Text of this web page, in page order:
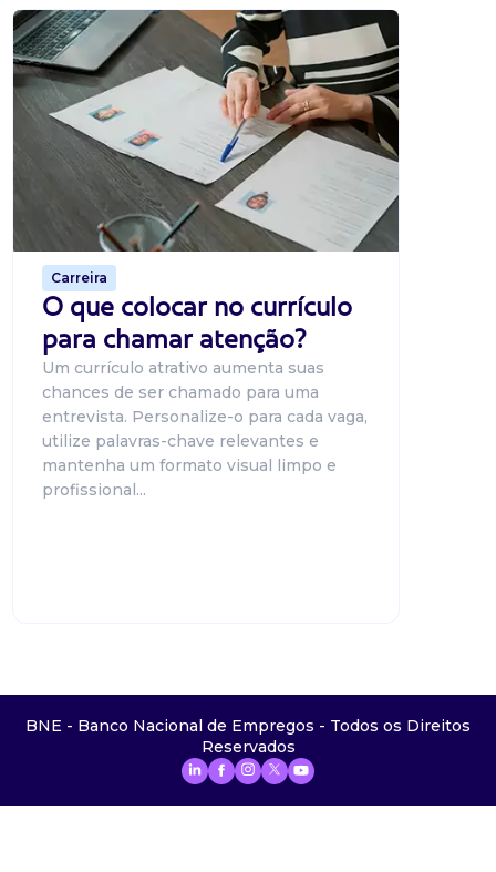
Carreira
O que colocar no currículo
para chamar atenção?
Um currículo atrativo aumenta suas
chances de ser chamado para uma
entrevista. Personalize-o para cada vaga,
utilize palavras-chave relevantes e
mantenha um formato visual limpo e
profissional...
BNE - Banco Nacional de Empregos - Todos os Direitos
Reservados